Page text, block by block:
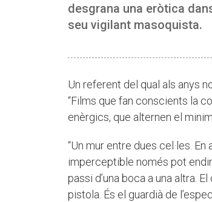
desgrana una eròtica
seu vigilant masoquista.
Un referent del qual als anys
“Films que fan conscients la
enèrgics, que alternen el
“Un mur entre dues cel·les.
imperceptible només pot
passi d’una boca a una altra.
pistola. És el guardià de